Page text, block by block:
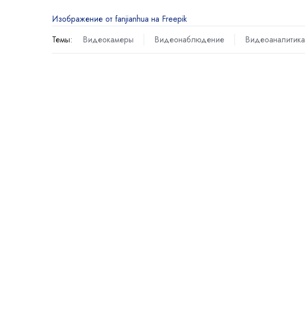
Изображение от fanjianhua на Freepik
Темы:
Видеокамеры Видеонаблюдение Видеоаналитика